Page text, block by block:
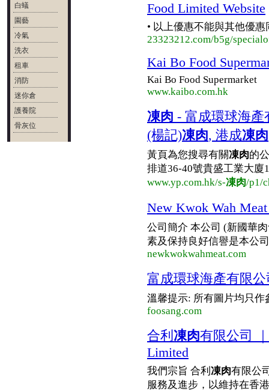
白蟻
園藝
冷氣
洗衣
租車
消防
迷你倉
護養院
骨灰位
Food Limited Website
• 以上優惠不能與其他優惠
23323212.com/b5g/
Kai Bo Food
Kai Bo Food Supermarket
www.kaibo.com.hk
凍肉 - 富成環球海產
(楊記)凍肉, 港成凍肉
黃頁為您搜尋有關凍肉的
排道36-40號貴盛工業大廈
www.yp.com.hk/s-凍肉/p1/
New Kwok Wah
公司簡介 本公司 (新國華
素及保持良好信譽是本公
newkwokwahmeat.com
富成環球海產有限公
溫馨提示: 所有圖片均只
foosang.com
合利 凍肉有限公司
Limited
我們宗旨 合利 凍肉有限公
服務及進步，以維持在香